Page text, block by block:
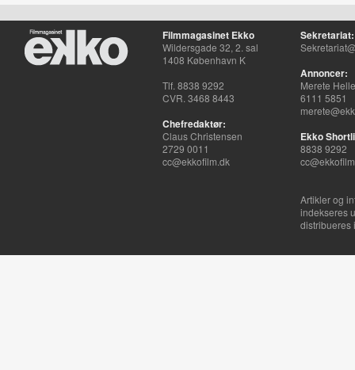
Filmmagasinet Ekko
Wildersgade 32, 2. sal
1408 København K
Tlf. 8838 9292
CVR. 3468 8443
Chefredaktør:
Claus Christensen
2729 0011
cc@ekkofilm.dk
Sekretariat:
Annoncer:
Merete
6111 5851
Ekko
8838 9292
Artikler og
indekseres
distribueres